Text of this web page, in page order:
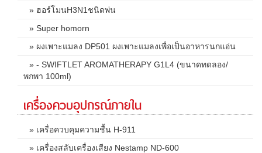
» ฮอร์โมนH3N1ชนิดพ่น
» Super homorn
» ผงเพาะแมลง DP501 ผงเพาะแมลงเพื่อเป็นอาหารนกแอ่น
» - SWIFTLET AROMATHERAPY G1L4 (ขนาดทดลอง/
พกพา 100ml)
เครื่องควบอุปกรณ์ภายใน
» เครื่อควบคุมความชื้น H-911
» เครื่องสลับเครื่องเสียง Nestamp ND-600